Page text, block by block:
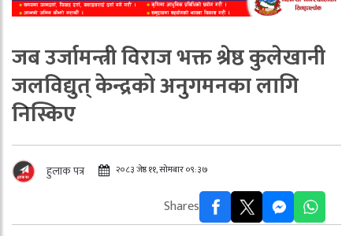
जब उर्जामन्त्री विराज भक्त श्रेष्ठ कुलेखानी
जलविद्युत् केन्द्रको अनुगमनका लागि
निस्किए
हुलाक पत्र २०८३ जेष्ठ ११, सोमबार ०९:३७
Shares